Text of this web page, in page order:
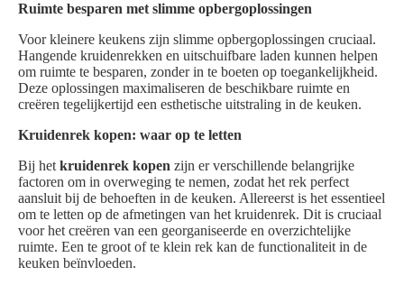
Ruimte besparen met slimme opbergoplossingen
Voor kleinere keukens zijn slimme opbergoplossingen cruciaal.
Hangende kruidenrekken en uitschuifbare laden kunnen helpen
om ruimte te besparen, zonder in te boeten op toegankelijkheid.
Deze oplossingen maximaliseren de beschikbare ruimte en
creëren tegelijkertijd een esthetische uitstraling in de keuken.
Kruidenrek kopen: waar op te letten
Bij het kruidenrek kopen zijn er verschillende belangrijke
factoren om in overweging te nemen, zodat het rek perfect
aansluit bij de behoeften in de keuken. Allereerst is het essentieel
om te letten op de afmetingen van het kruidenrek. Dit is cruciaal
voor het creëren van een georganiseerde en overzichtelijke
ruimte. Een te groot of te klein rek kan de functionaliteit in de
keuken beïnvloeden.